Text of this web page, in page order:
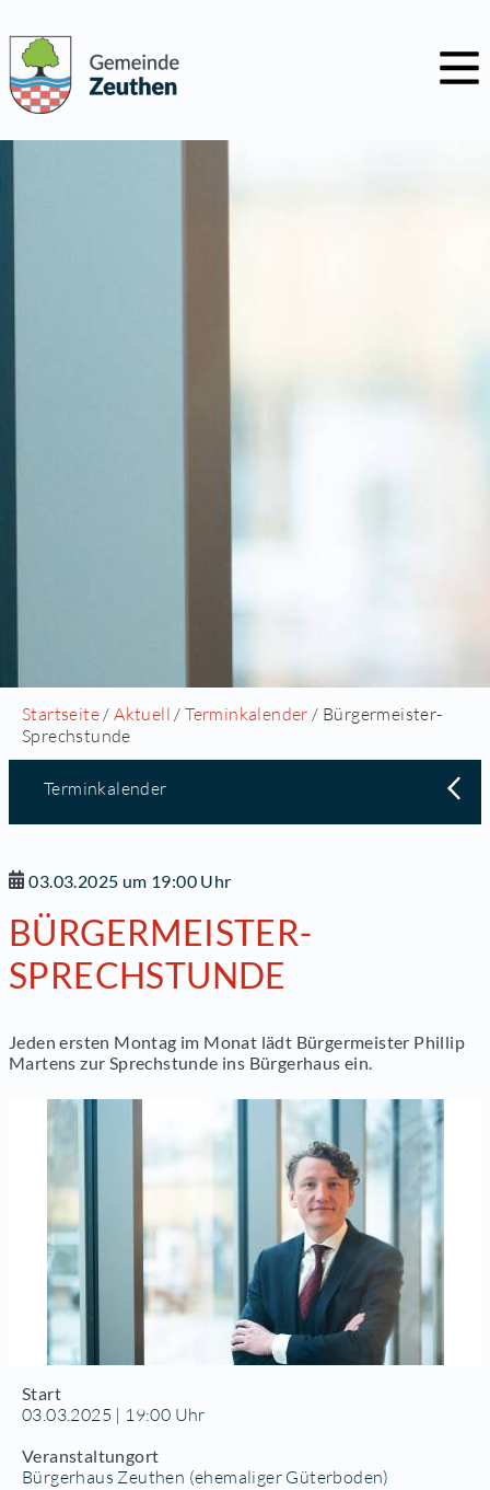
Startseite /Aktuell /Terminkalender / Bürgermeister-
Sprechstunde
Terminkalender
03.03.2025 um 19:00 Uhr
BÜRGERMEISTER-
SPRECHSTUNDE
Jeden ersten Montag im Monat lädt Bürgermeister Phillip
Martens zur Sprechstunde ins Bürgerhaus ein.
Start
03.03.2025 | 19:00 Uhr
Veranstaltungort
Bürgerhaus Zeuthen (ehemaliger Güterboden)